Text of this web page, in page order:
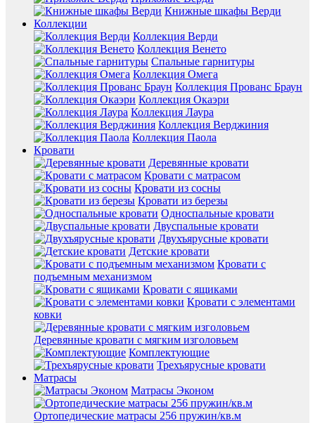
Книжные шкафы Верди
Коллекции
Коллекция Верди
Коллекция Венето
Спальные гарнитуры
Коллекция Омега
Коллекция Прованс Браун
Коллекция Окаэри
Коллекция Лаура
Коллекция Верджиния
Коллекция Паола
Кровати
Деревянные кровати
Кровати с матрасом
Кровати из сосны
Кровати из березы
Односпальные кровати
Двуспальные кровати
Двухъярусные кровати
Детские кровати
Кровати с
подъемным механизмом
Кровати с ящиками
Кровати с элементами
ковки
Деревянные кровати с мягким изголовьем
Комплектующие
Трехъярусные кровати
Матрасы
Матрасы Эконом
Ортопедические матрасы 256 пружин/кв.м